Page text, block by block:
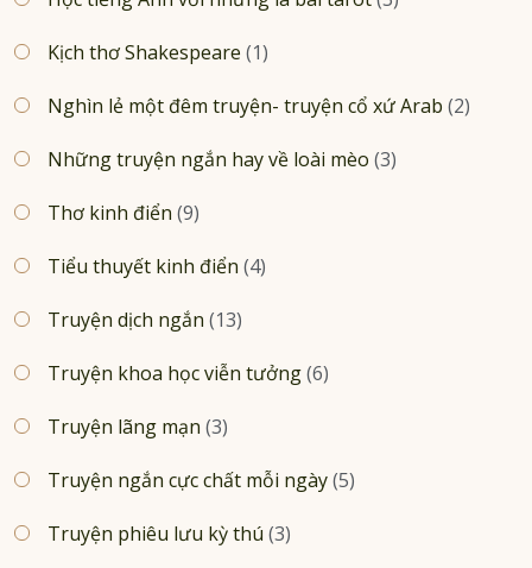
Kịch thơ Shakespeare (1)
Nghìn lẻ một đêm truyện- truyện cổ xứ Arab (2)
Những truyện ngắn hay về loài mèo (3)
Thơ kinh điển (9)
Tiểu thuyết kinh điển (4)
Truyện dịch ngắn (13)
Truyện khoa học viễn tưởng(6)
Truyện lãng mạn (3)
Truyện ngắn cực chất mỗi ngày(5)
Truyện phiêu lưu kỳ thú (3)